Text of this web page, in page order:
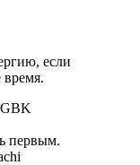
если
время.
первым.